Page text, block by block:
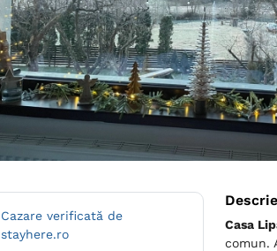
Cazare verificată de
stayhere.ro
Casa
comun.